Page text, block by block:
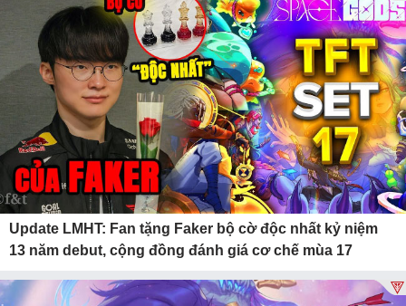
Update LMHT: Fan tặng Faker bộ cờ độc nhất kỷ niệm
13 năm debut, cộng đồng đánh giá cơ chế mùa 17